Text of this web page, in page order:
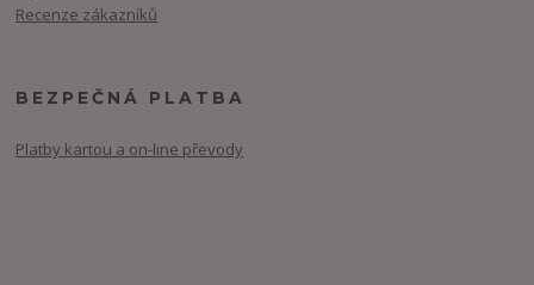
Recenze zákazníků
BEZPEČNÁ PLATBA
Platby kartou a on-line převody